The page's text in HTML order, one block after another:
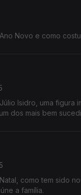
Novo e como
Isidro, uma figura
dos mais bem
como tem sido
a família.